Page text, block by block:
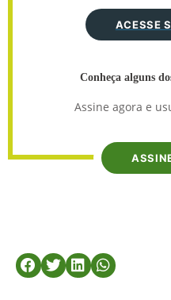
ACESSE
Conheça alguns
Assine agora e